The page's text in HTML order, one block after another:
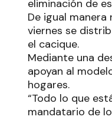
eliminación de
De igual
viernes se
el cacique.
Mediante una
apoyan al
hogares.
“Todo lo que
mandatario de